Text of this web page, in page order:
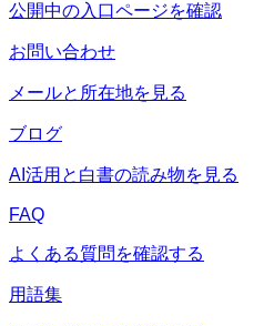
公開中の入口ページを確認
お問い合わせ
メールと所在地を見る
ブログ
AI活用と白書の読み物を見る
FAQ
よくある質問を確認する
用語集